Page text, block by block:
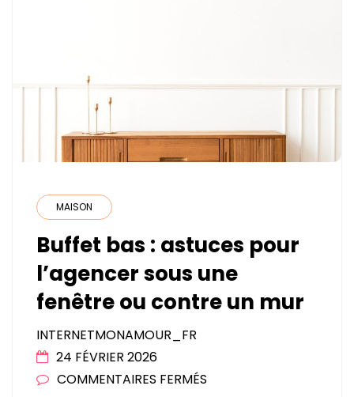
MAISON
Buffet bas : astuces pour
l’agencer sous une
fenêtre ou contre un mur
INTERNETMONAMOUR_FR
24 FÉVRIER 2026
COMMENTAIRES FERMÉS